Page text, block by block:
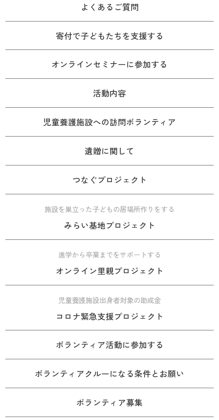
よくあるご質問
寄付で子どもたちを支援する
オンラインセミナーに参加する
活動内容
児童養護施設への訪問ボランティア
遺贈に関して
つなぐプロジェクト
施設を巣立った子どもの居場所作りをする
みらい基地プロジェクト
進学から卒業までをサポートする
オンライン里親プロジェクト
児童養護施設出身者対象の助成金
コロナ緊急支援プロジェクト
ボランティア活動に参加する
ボランティアクルーになる条件とお願い
ボランティア募集